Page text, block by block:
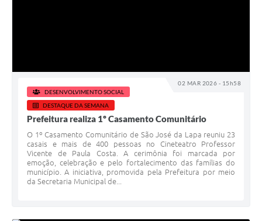
02 MAR 2026 - 15h58
DESENVOLVIMENTO SOCIAL
DESTAQUE DA SEMANA
Prefeitura realiza 1º Casamento Comunitário
O 1º Casamento Comunitário de São José da Lapa reuniu 23
casais e mais de 400 pessoas no Cineteatro Professor
Vicente de Paula Costa. A cerimônia foi marcada por
emoção, celebração e pelo fortalecimento das famílias do
município. A iniciativa, promovida pela Prefeitura por meio
da Secretaria Municipal de...